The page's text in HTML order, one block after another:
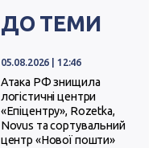
ДО ТЕМИ
05.08.2026 | 12:46
Атака РФ знищила
логістичні центри
«Епіцентру», Rozetka,
Novus та сортувальний
центр «Нової пошти»